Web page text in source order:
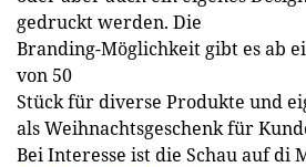
gedruckt werden. Die
Branding-Möglichkeit gibt es ab
von 50
Stück für diverse Produkte und
als Weihnachtsgeschenk für
Bei Interesse ist die Schau auf di